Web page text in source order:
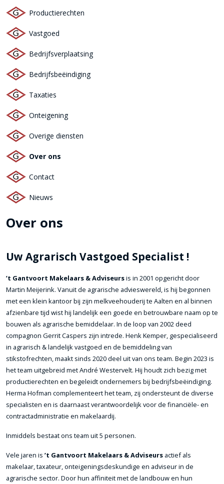
Productierechten
Vastgoed
Bedrijfsverplaatsing
Bedrijfsbeëindiging
Taxaties
Onteigening
Overige diensten
Over ons
Contact
Nieuws
Over ons
Uw Agrarisch Vastgoed Specialist !
’t Gantvoort Makelaars & Adviseursis in 2001 opgericht door
Martin Meijerink. Vanuit de agrarische advieswereld, is hij begonnen
met een klein kantoor bij zijn melkveehouderij te Aalten en al binnen
afzienbare tijd wist hij landelijk een goede en betrouwbare naam op te
bouwen als agrarische bemiddelaar. In de loop van 2002 deed
compagnon Gerrit Caspers zijn intrede. Henk Kemper, gespecialiseerd
in agrarisch & landelijk vastgoed en de bemiddeling van
stikstofrechten, maakt sinds 2020 deel uit van ons team. Begin 2023 is
het team uitgebreid met André Westervelt. Hij houdt zich bezig met
productierechten en begeleidt ondernemers bij bedrijfsbeëindiging.
Herma Hofman complementeert het team, zij ondersteunt de diverse
specialisten en is daarnaast verantwoordelijk voor de financiële- en
contractadministratie en makelaardij.
Inmiddels bestaat ons team uit 5 personen.
Vele jaren is ’t Gantvoort Makelaars & Adviseurs actief als
makelaar, taxateur, onteigeningsdeskundige en adviseur in de
agrarische sector. Door hun affiniteit met de landbouw en hun